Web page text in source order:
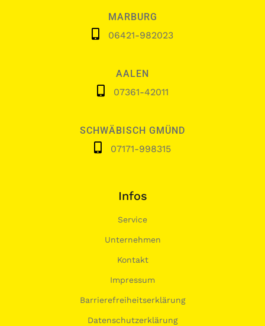
MARBURG
06421-982023
AALEN
07361-42011
SCHWÄBISCH GMÜND
07171-998315
Infos
Service
Unternehmen
Kontakt
Impressum
Barrierefreiheitserklärung
Datenschutzerklärung